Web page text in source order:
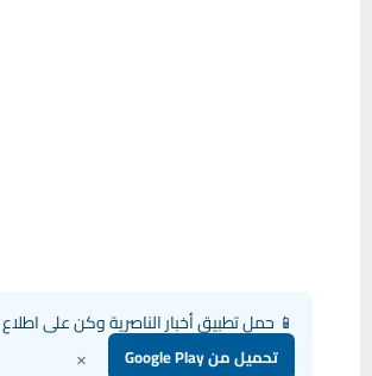
📱 حمل تطبيق أخبار الناصرية وكن على
تحميل من Google Play ×